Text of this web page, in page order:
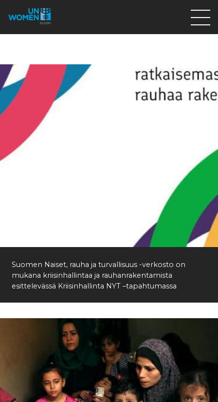
Osallistu
Mitä teemme
Ajankohtaista
Tietoa meistä
På Svenska
Valikon rivi
Etsi
Suomen Naiset, rauha ja turvallisuus -verkosto on
mukana kriisinhallintaa ja rauhanrakentamista
esittelevässä Kriisinhallinta NYT –tapahtumassa